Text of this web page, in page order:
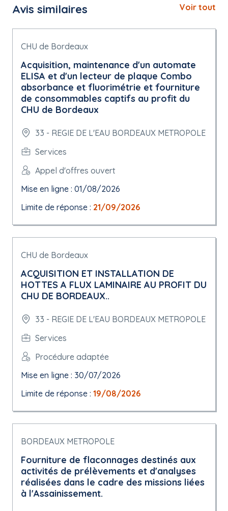
Avis similaires Voir tout
CHU de Bordeaux
Acquisition, maintenance d'un automate
ELISA et d'un lecteur de plaque Combo
absorbance et fluorimétrie et fourniture
de consommables captifs au profit du
CHU de Bordeaux
33 - REGIE DE L'EAU BORDEAUX METROPOLE
Services
Appel d'offres ouvert
Mise en ligne : 01/08/2026
Limite de réponse : 21/09/2026
CHU de Bordeaux
ACQUISITION ET INSTALLATION DE
HOTTES A FLUX LAMINAIRE AU PROFIT DU
CHU DE BORDEAUX..
33 - REGIE DE L'EAU BORDEAUX METROPOLE
Services
Procédure adaptée
Mise en ligne : 30/07/2026
Limite de réponse : 19/08/2026
BORDEAUX METROPOLE
Fourniture de flaconnages destinés aux
activités de prélèvements et d'analyses
réalisées dans le cadre des missions liées
à l'Assainissement.